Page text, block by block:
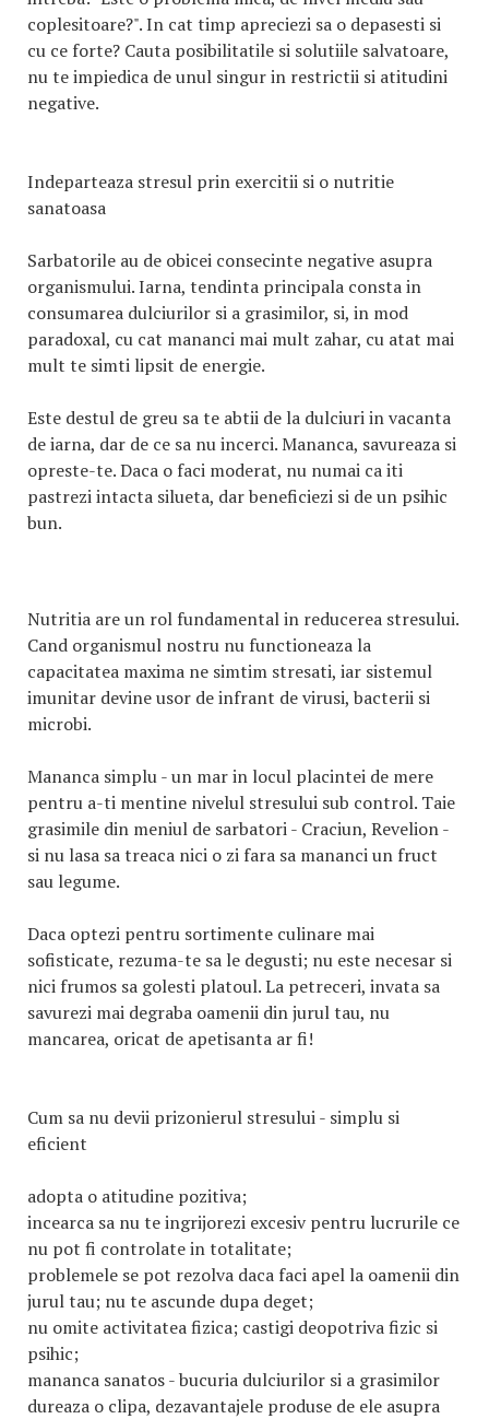
coplesitoare?". In cat timp apreciezi sa o depasesti si
cu ce forte? Cauta posibilitatile si solutiile salvatoare,
nu te impiedica de unul singur in restrictii si atitudini
negative.
Indeparteaza stresul prin exercitii si o nutritie
sanatoasa
Sarbatorile au de obicei consecinte negative asupra
organismului. Iarna, tendinta principala consta in
consumarea dulciurilor si a grasimilor, si, in mod
paradoxal, cu cat mananci mai mult zahar, cu atat mai
mult te simti lipsit de energie.
Este destul de greu sa te abtii de la dulciuri in vacanta
de iarna, dar de ce sa nu incerci. Mananca, savureaza si
opreste-te. Daca o faci moderat, nu numai ca iti
pastrezi intacta silueta, dar beneficiezi si de un psihic
bun.
Nutritia are un rol fundamental in reducerea stresului.
Cand organismul nostru nu functioneaza la
capacitatea maxima ne simtim stresati, iar sistemul
imunitar devine usor de infrant de virusi, bacterii si
microbi.
Mananca simplu - un mar in locul placintei de mere
pentru a-ti mentine nivelul stresului sub control. Taie
grasimile din meniul de sarbatori - Craciun, Revelion -
si nu lasa sa treaca nici o zi fara sa mananci un fruct
sau legume.
Daca optezi pentru sortimente culinare mai
sofisticate, rezuma-te sa le degusti; nu este necesar si
nici frumos sa golesti platoul. La petreceri, invata sa
savurezi mai degraba oamenii din jurul tau, nu
mancarea, oricat de apetisanta ar fi!
Cum sa nu devii prizonierul stresului - simplu si
eficient
adopta o atitudine pozitiva;
incearca sa nu te ingrijorezi excesiv pentru lucrurile ce
nu pot fi controlate in totalitate;
problemele se pot rezolva daca faci apel la oamenii din
jurul tau; nu te ascunde dupa deget;
nu omite activitatea fizica; castigi deopotriva fizic si
psihic;
mananca sanatos - bucuria dulciurilor si a grasimilor
dureaza o clipa, dezavantajele produse de ele asupra